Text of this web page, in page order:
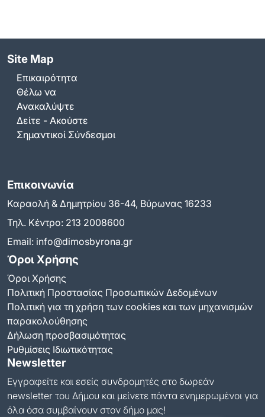
Site Map
Επικαιρότητα
Θέλω να
Ανακαλύψτε
Δείτε - Ακούστε
Σημαντικοί Σύνδεσμοι
Επικοινωνία
Καραολή & Δημητρίου 36-44, Βύρωνας 16233
Τηλ. Κέντρο: 213 2008600
Email: info@dimosbyrona.gr
Όροι Χρήσης
Όροι Χρήσης
Πολιτική Προστασίας Προσωπικών Δεδομένων
Πολιτική για τη χρήση των cookies και των μηχανισμών
παρακολούθησης
Δήλωση προσβασιμότητας
Ρυθμίσεις Ιδιωτικότητας
Newsletter
Εγγραφείτε και εσείς συνδρομητές στο δωρεάν
newsletter του Δήμου και μείνετε πάντα ενημερωμένοι για
όλα όσα συμβαίνουν στον δήμο μας!